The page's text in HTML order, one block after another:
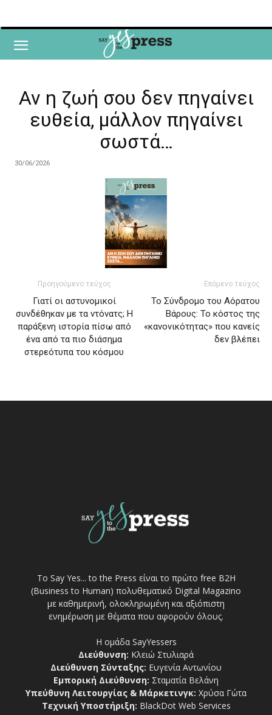
Αν η ζωή σου δεν πηγαίνει
ευθεία, μάλλον πηγαίνει
σωστά…
30/06/2026
Προηγούμενο τεύχος
Γιατί οι αστυνομικοί
συνδέθηκαν με τα ντόνατς; Η
παράξενη ιστορία πίσω από
ένα από τα πιο διάσημα
στερεότυπα του κόσμου
Επόμενο τεύχος
Το Σύνδρομο του Αόρατου
Βάρους: Το κόστος της
«κανονικότητας» που κανείς
δεν βλέπει
Το Say Yes... to the Press είναι το πρώτο free Β2Η
(Business to Human) πολυθεματικό Digital Magazino
με καθημερινή, ολοκληρωμένη και αξιόπιστη
ενημέρωση με θέματα που αφορούν όλους.
Η ομάδα SayYessers
Διεύθυνση: Κλειώ Στυλιαρά
Διεύθυνση Σύνταξης: Ευγενία Αντωνίου
Εμπορική Διεύθυνση: Σταματία Βελάνη
Υπεύθυνη Λειτουργίας & Μάρκετινγκ: Χρύσα Γώτα
Τεχνική Υποστήριξη: BlackDot Web Services